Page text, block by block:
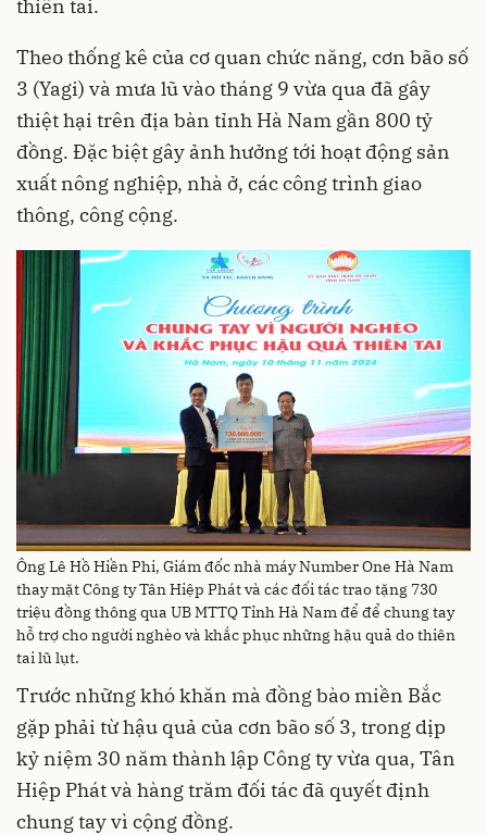
thiên tai.
Theo thống kê của cơ quan chức năng, cơn bão số
3 (Yagi) và mưa lũ vào tháng 9 vừa qua đã gây
thiệt hại trên địa bàn tỉnh Hà Nam gần 800 tỷ
đồng. Đặc biệt gây ảnh hưởng tới hoạt động sản
xuất nông nghiệp, nhà ở, các công trình giao
thông, công cộng.
Ông Lê Hồ Hiền Phi, Giám đốc nhà máy Number One Hà Nam
thay mặt Công ty Tân Hiệp Phát và các đối tác trao tặng 730
triệu đồng thông qua UB MTTQ Tỉnh Hà Nam để để chung tay
hỗ trợ cho người nghèo và khắc phục những hậu quả do thiên
tai lũ lụt.
Trước những khó khăn mà đồng bào miền Bắc
gặp phải từ hậu quả của cơn bão số 3, trong dịp
kỷ niệm 30 năm thành lập Công ty vừa qua, Tân
Hiệp Phát và hàng trăm đối tác đã quyết định
chung tay vì cộng đồng.